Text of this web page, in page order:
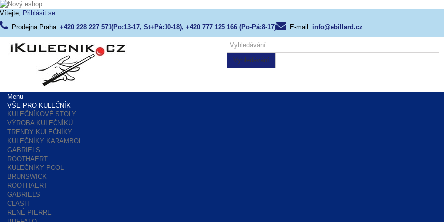
Vítejte, Přihlásit se
Prodejna Praha: +420 228 227 571(Po:13-17, St+Pá:10-18), +420 777 125 166 (Po-Pá:8-17) E-mail: info@ebillard.cz
Vyhledávání
Menu
VŠE PRO KULEČNÍK
KULEČNÍKOVÉ STOLY
VÝROBA KULEČNÍKŮ
TRENDY KULEČNÍKY
KULEČNÍKY KARAMBOL
GABRIELS
ROOTHAERT
KULEČNÍKY POOL
BRUNSWICK
ROOTHAERT
GABRIELS
CLASH
RENÉ PIERRE